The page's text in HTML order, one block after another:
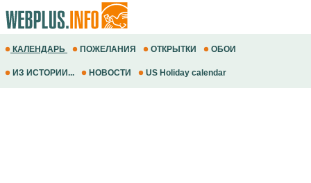
КАЛЕНДАРЬ ПОЖЕЛАНИЯ ОТКРЫТКИ ОБОИ
ИЗ ИСТОРИИ... НОВОСТИ US Holiday calendar